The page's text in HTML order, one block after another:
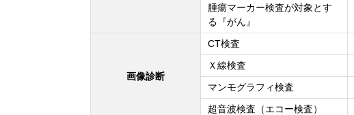
腫瘍マーカー検査が対象とす
る『がん』
画像診断
CT検査
Ｘ線検査
マンモグラフィ検査
超音波検査（エコー検査）